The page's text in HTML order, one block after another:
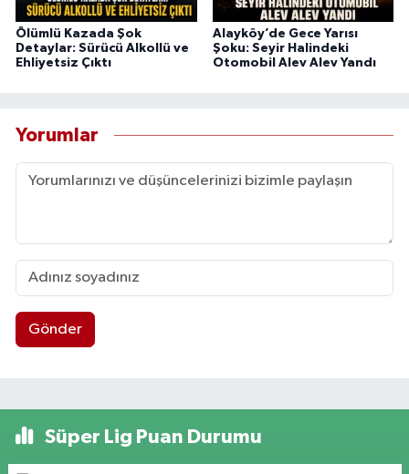
Ölümlü Kazada Şok
Detaylar: Sürücü Alkollü ve
Ehliyetsiz Çıktı
Alayköy’de Gece Yarısı
Şoku: Seyir Halindeki
Otomobil Alev Alev Yandı
Yorumlar
Gönder
Süper Lig Puan Durumu